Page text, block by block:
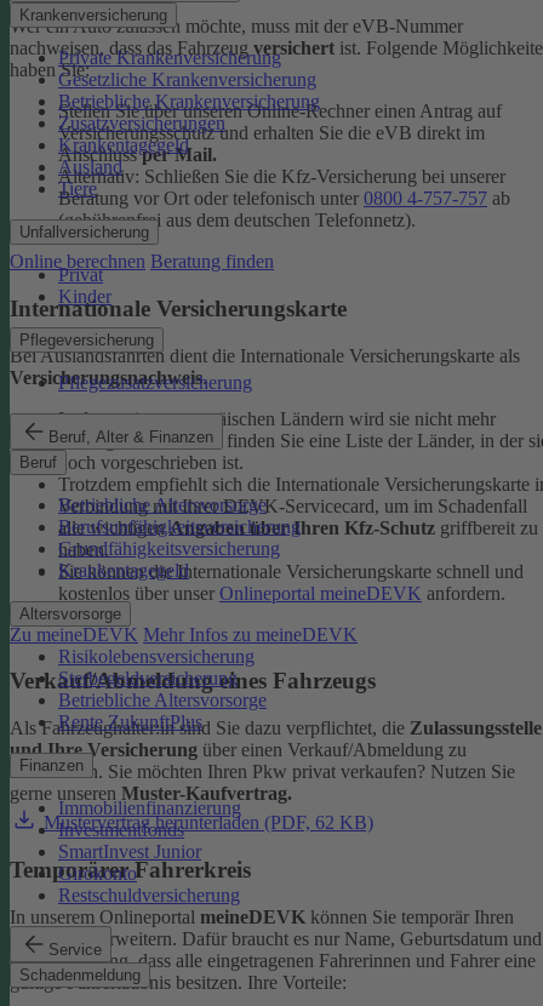
Krankenversicherung
Private Krankenversicherung
Gesetzliche Krankenversicherung
Betriebliche Krankenversicherung
Zusatzversicherungen
Krankentagegeld
Ausland
Tiere
Unfallversicherung
Privat
Kinder
Pflegeversicherung
Pflegezusatzversicherung
Beruf, Alter & Finanzen
Beruf
Betriebliche Altersvorsorge
Berufsunfähigkeitsversicherung
Grundfähigkeitsversicherung
Krankentagegeld
Altersvorsorge
Risikolebensversicherung
Sterbegeldversicherung
Betriebliche Altersvorsorge
Rente ZukunftPlus
Finanzen
Immobilienfinanzierung
Investmentfonds
SmartInvest Junior
Girokonto
Restschuldversicherung
Service
Schadenmeldung
Wer ein Auto zulassen möchte, muss mit der eVB-Nummer
nachweisen, dass das Fahrzeug versichert ist. Folgende
haben Sie:
Stellen Sie über unseren Online-Rechner einen Antrag auf
Versicherungsschutz und erhalten Sie die eVB direkt im
Anschlussper Mail.
Alternativ: Schließen Sie die Kfz-​Versicherung bei unserer
Beratung vor Ort oder telefonisch unter 0800 4-​757-757 ab
(gebührenfrei aus dem deutschen Telefonnetz).
Online berechnen Beratung finden
Internationale Versicherungskarte
Bei Auslandsfahrten dient die Internationale Versicherungskarte als
Versicherungsnachweis.
In den meisten europäischen Ländern wird sie nicht mehr
verlangt. In denFAQ
finden Sie eine Liste der Länder, in der
noch vorgeschrieben ist.
Trotzdem empfiehlt sich die Internationale Versicherungskarte
Verbindung mit Ihrer DEVK-Servicecard, um im Schadenfall
alle wichtigenAngaben über Ihren Kfz-Schutz griffbereit zu
haben.
Sie können die Internationale Versicherungskarte schnell und
kostenlos über unser Onlineportal meineDEVK anfordern.
Zu meineDEVK Mehr Infos zu meineDEVK
Verkauf/Abmeldung eines Fahrzeugs
Als Fahrzeughalter:in sind Sie dazu verpflichtet, die Zulassungsstelle
und Ihre Versicherung über einen Verkauf/Abmeldung zu
informieren. Sie möchten Ihren Pkw privat verkaufen? Nutzen Sie
gerne unseren Muster-Kaufvertrag.
Mustervertrag herunterladen (PDF, 62 KB)
Temporärer Fahrerkreis
In unserem Onlineportal meineDEVK können Sie temporär Ihren
Fahrerkreis erweitern. Dafür braucht es nur Name, Geburtsdatum und
die Bestätigung, dass alle eingetragenen Fahrerinnen und Fahrer eine
gültige Fahrerlaubnis besitzen. Ihre Vorteile: